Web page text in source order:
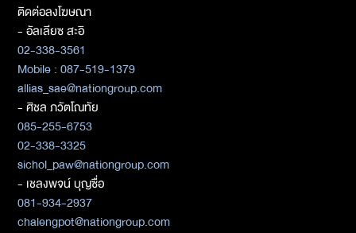
ติดต่อลงโฆษณา
- อัลเลียซ สะอิ
02-338-3561
Mobile : 087-519-1379
allias_sae@nationgroup.com
- ศิชล ภวัตโณทัย
085-255-6753
02-338-3325
sichol_paw@nationgroup.com
- เชลงพจน์ บุญซื่อ
081-934-2937
chalengpot@nationgroup.com